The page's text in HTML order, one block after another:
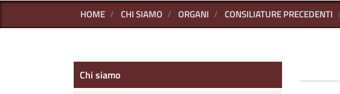
HOME CHI SIAMO ORGANI CONSILIATURE PRECEDENTI
Chi siamo
Chi siamo